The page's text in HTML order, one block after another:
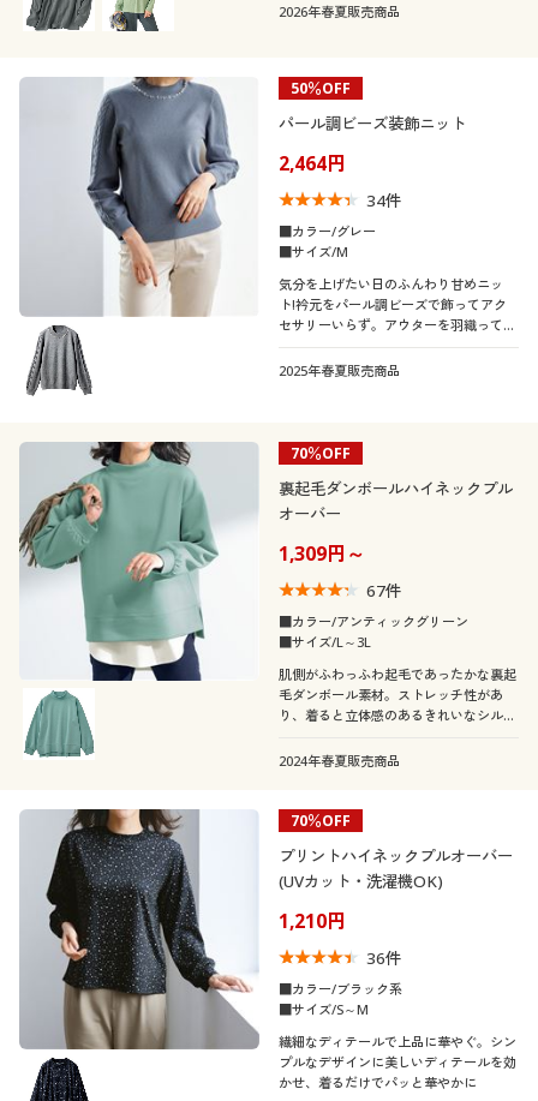
2026年春夏販売商品
50％OFF
パール調ビーズ装飾ニット
2,464円
34件
■カラー/グレー
■サイズ/M
気分を上げたい日のふんわり甘めニッ
ト!衿元をパール調ビーズで飾ってアク
セサリーいらず。アウターを羽織っても
華やか。洗濯機OKなのも嬉しいポイン
ト♪
2025年春夏販売商品
70％OFF
裏起毛ダンボールハイネックプル
オーバー
1,309円～
67件
■カラー/アンティックグリーン
■サイズ/L～3L
肌側がふわっふわ起毛であったかな裏起
毛ダンボール素材。ストレッチ性があ
り、着ると立体感のあるきれいなシルエ
2024年春夏販売商品
70％OFF
プリントハイネックプルオーバー
(UVカット・洗濯機OK)
1,210円
36件
■カラー/ブラック系
■サイズ/S～M
繊細なディテールで上品に華やぐ。シン
プルなデザインに美しいディテールを効
かせ、着るだけでパッと華やかに